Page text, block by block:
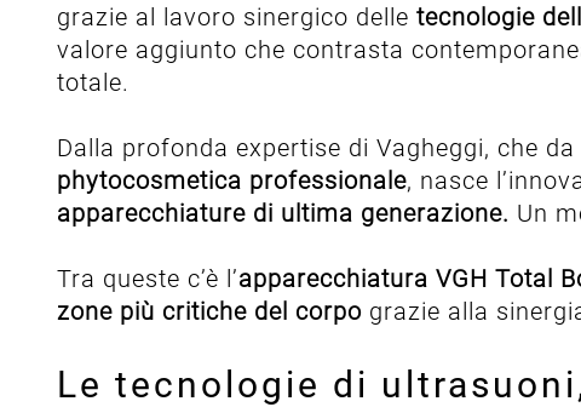
grazie al lavoro sinergico delletecnologie
valore aggiunto che contrasta
totale.
Dalla profonda expertise di Vagheggi, che
phytocosmetica professionale, nasce
apparecchiature di ultima generazione. Un
Tra queste c’è l’apparecchiatura VGH Total
zone più critiche del corpo grazie alla
Le tecnologie di